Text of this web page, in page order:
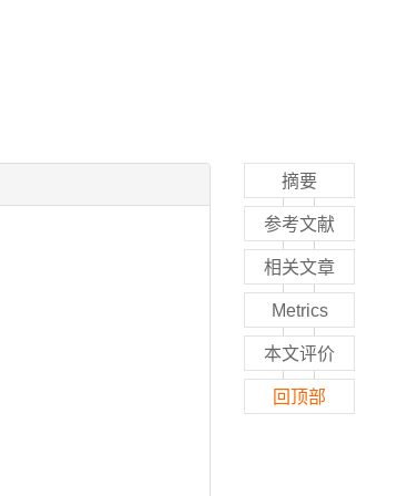
摘要
参考文献
相关文章
Metrics
本文评价
回顶部